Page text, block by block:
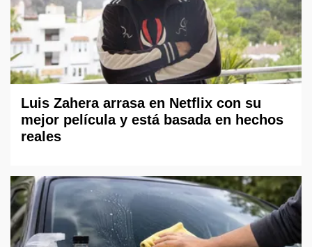
Luis Zahera arrasa en Netflix con su
mejor película y está basada en hechos
reales